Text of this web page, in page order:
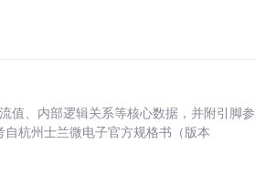
值、内部逻辑关系等核心数据，并附引脚参
杭州士兰微电子官方规格书（版本